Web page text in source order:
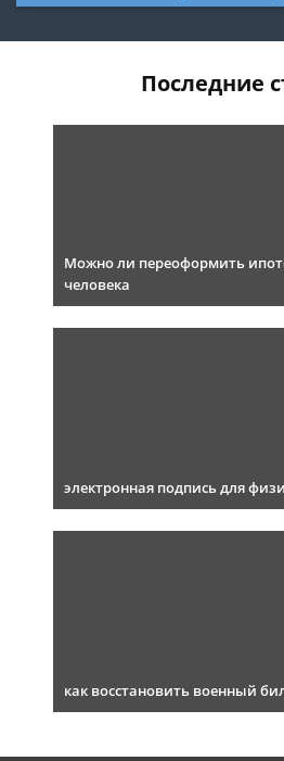
Последние
Можно ли переоформить
человека
электронная подпись для
как восстановить военный